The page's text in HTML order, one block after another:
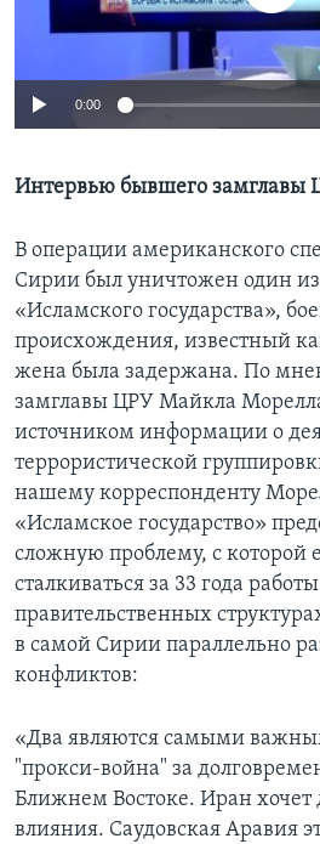
Learning English
СОЦИАЛЬНЫЕ СЕТИ
0:00
Интервью бывшего замглавы
В операции американского
Сирии был уничтожен один
«Исламского государства»,
происхождения, известный
жена была задержана. По
замглавы ЦРУ Майкла
источником информации о
террористической
нашему корреспонденту
«Исламское государство»
сложную проблему, с которой
сталкиваться за 33 года
правительственных
в самой Сирии параллельно
конфликтов:
«Два являются самыми
"прокси-война" за
Ближнем Востоке. Иран хочет
влияния. Саудовская Аравия